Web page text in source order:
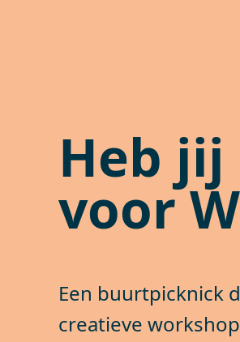
Heb jij
voor
Een buurtpicknick
creatieve